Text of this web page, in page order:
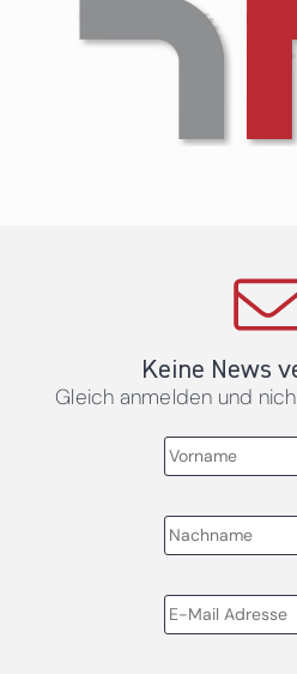
Keine News
Gleich anmelden und